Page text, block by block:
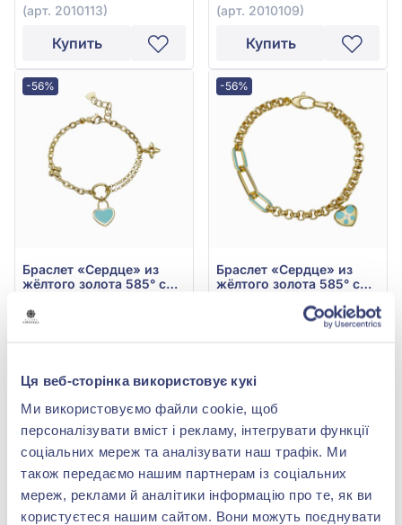
Ця веб-сторінка використовує кукі
Ми використовуємо файли cookie, щоб
персоналізувати вміст і рекламу, інтегрувати функції
соціальних мереж та аналізувати наш трафік. Ми
також передаємо нашим партнерам із соціальних
мереж, реклами й аналітики інформацію про те, як ви
користуєтеся нашим сайтом. Вони можуть поєднувати
(арт. 2010113)
Купить
(арт. 2010109)
Купить
-56%
Браслет «Сердце» из
жёлтого золота 585° с
2010119ж
58 139,84 грн
Купить
-56%
Браслет «Сердце» из
жёлтого золота 585° с
146 412,00 грн
64 421,28 грн
Купить
-56%